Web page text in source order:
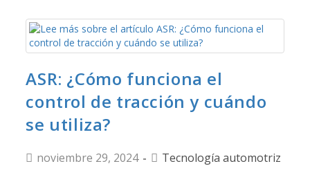
ASR: ¿Cómo funciona el
control de tracción y cuándo
se utiliza?
noviembre 29, 2024 Tecnología automotriz